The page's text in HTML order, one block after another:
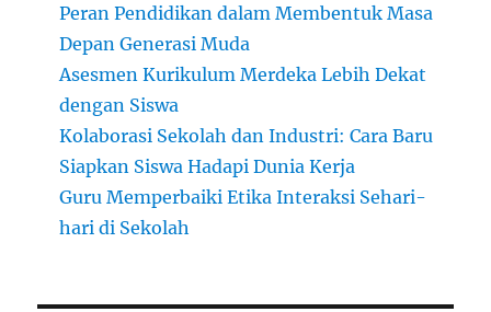
Peran Pendidikan dalam Membentuk Masa
Depan Generasi Muda
Asesmen Kurikulum Merdeka Lebih Dekat
dengan Siswa
Kolaborasi Sekolah dan Industri: Cara Baru
Siapkan Siswa Hadapi Dunia Kerja
Guru Memperbaiki Etika Interaksi Sehari-
hari di Sekolah